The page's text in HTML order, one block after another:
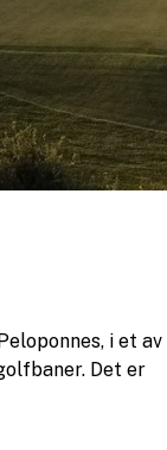
i et av
Det er